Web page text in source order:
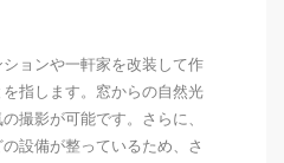
ョンや一軒家を改装して作
指します。窓からの自然光
撮影が可能です。さらに、
設備が整っているため、さ